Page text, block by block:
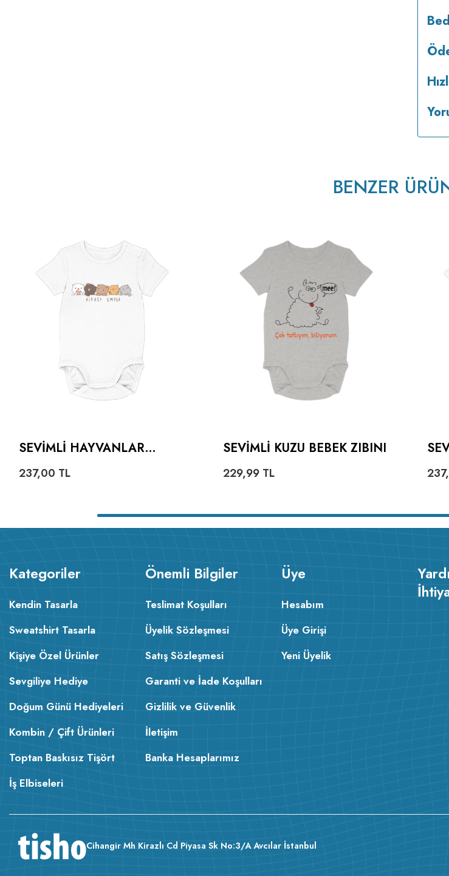
BENZER
SEVIMLI HAYVANLAR
237,00 TL
SEVIMLI KUZU BEBEK ZIBINI
229,99 TL
Kategoriler
Kendin Tasarla
Sweatshirt Tasarla
Kişiye Özel Ürünler
Sevgiliye Hediye
Doğum Günü Hediyeleri
Kombin / Çift Ürünleri
Toptan Baskısız Tişört
İş Elbiseleri
Önemli Bilgiler
Teslimat Koşulları
Üyelik Sözleşmesi
Satış Sözleşmesi
Garanti ve İade Koşulları
Gizlilik ve Güvenlik
İletişim
Banka Hesaplarımız
Üye
Hesabım
Üye Girişi
Yeni Üyelik
Cihangir Mh Kirazlı Cd Piyasa Sk No:3/A Avcılar İstanbul